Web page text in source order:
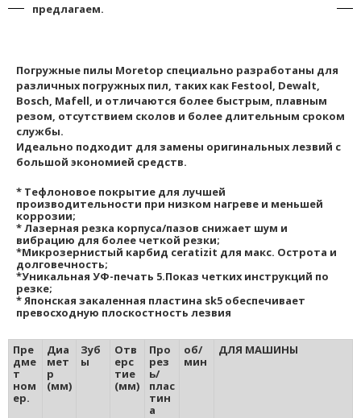
предлагаем.
Погружные пилы Moretop специально разработаны для
различных погружных пил, таких как Festool, Dewalt,
Bosch, Mafell, и отличаются более быстрым, плавным
резом, отсутствием сколов и более длительным сроком
службы.
Идеально подходит для замены оригинальных лезвий с
большой экономией средств.
* Тефлоновое покрытие для лучшей
производительности при низком нагреве и меньшей
коррозии;
* Лазерная резка корпуса/пазов снижает шум и
вибрацию для более четкой резки;
*Микрозернистый карбид ceratizit для макс. Острота и
долговечность;
*Уникальная УФ-печать 5.Показ четких инструкций по
резке;
* Японская закаленная пластина sk5 обеспечивает
превосходную плоскостность лезвия
Пре
дме
т
ном
ер.
Диа
мет
р
(мм)
Зуб
ы
Отв
ерс
тие
(мм)
Про
рез
ь/
плас
тин
а
об/
мин
ДЛЯ МАШИНЫ